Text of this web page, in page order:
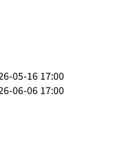
05-16 17:00
06-06 17:00